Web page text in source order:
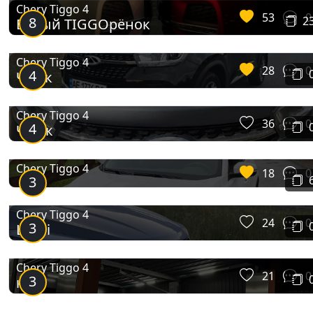
8
Chery Tiggo 4
Белый TIGGOрёнок 53 0
4
Chery Tiggo 4
Чєрік 28 0
4
Chery Tiggo 4
Черік 36 0
3
Chery Tiggo 4 18 0
3
Chery Tiggo 4
Шері 24 0
3
Chery Tiggo 4
кап 21 0